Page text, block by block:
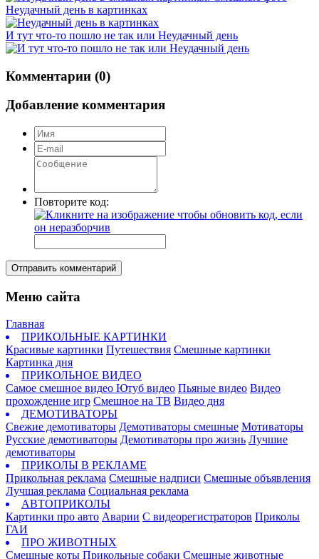
Неудачный день в картинках
И тут что-то пошло не так или Неудачный день
Комментарии (0)
Добавление комментария
Повторите код:
Отправить комментарий
Меню сайта
Главная
ПРИКОЛЬНЫЕ КАРТИНКИ
Красивые картинки Путешествия Смешные картинки
Картинка дня
ПРИКОЛЬНОЕ ВИДЕО
Самое смешное видео Ютуб видео Пьяные видео Видео
прохождение игр Смешное на ТВ Видео дня
ДЕМОТИВАТОРЫ
Свежие демотиваторы Демотиваторы смешные Мотиваторы
Русские демотиваторы Демотиваторы про жизнь Лучшие
демотиваторы
ПРИКОЛЫ В РЕКЛАМЕ
Прикольная реклама Смешные надписи Смешные объявления
Лучшая реклама Социальная реклама
АВТОПРИКОЛЫ
Картинки про авто Аварии С видеорегистраторов Приколы
ГАИ
ПРО ЖИВОТНЫХ
Смешные коты Прикольные собаки Смешные животные